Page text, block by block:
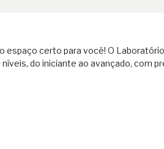
espaço certo para você! O
do iniciante ao avançado, com